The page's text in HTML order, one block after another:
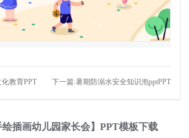
教育PPT 下一篇:暑期防溺水安全知识泡pptPPT
插画幼儿园家长会】PPT模板下载